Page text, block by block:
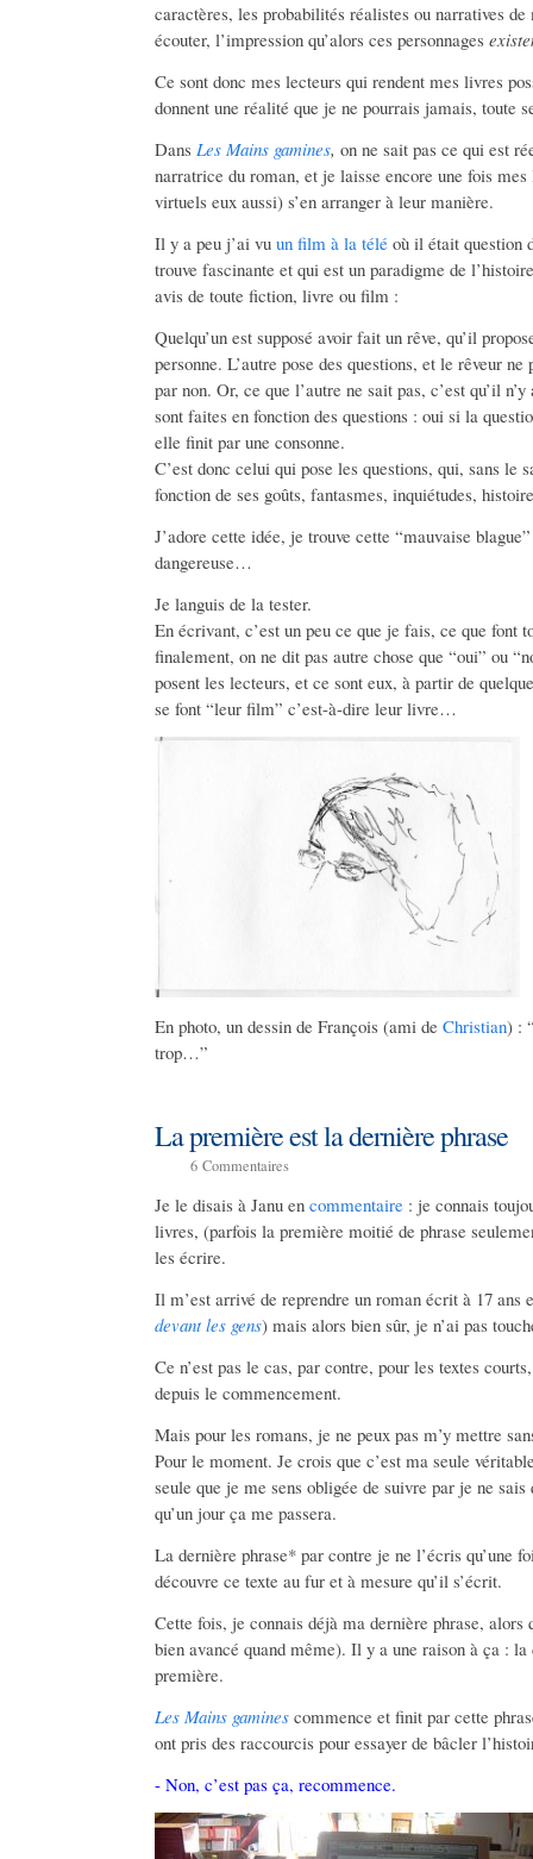
caractères, les probabilités réalistes ou narratives de
écouter, l’impression qu’alors ces personnages
Ce sont donc mes lecteurs qui rendent mes livres
donnent une réalité que je ne pourrais jamais, toute
Dans Les Mains gamines, on ne sait pas ce qui est
narratrice du roman, et je laisse encore une fois
virtuels eux aussi) s’en arranger à leur manière.
Il y a peu j’ai vu un film à la télé où il était question
trouve fascinante et qui est un paradigme de
avis de toute fiction, livre ou film :
Quelqu’un est supposé avoir fait un rêve, qu’il
personne. L’autre pose des questions, et le rêveur
par non. Or, ce que l’autre ne sait pas, c’est qu’il
sont faites en fonction des questions : oui si la
elle finit par une consonne.
C’est donc celui qui pose les questions, qui, sans le
fonction de ses goûts, fantasmes, inquiétudes,
J’adore cette idée, je trouve cette “mauvaise
dangereuse…
Je languis de la tester.
En écrivant, c’est un peu ce que je fais, ce que font
finalement, on ne dit pas autre chose que “oui” ou
posent les lecteurs, et ce sont eux, à partir de
se font “leur film” c’est-à-dire leur livre…
En photo, un dessin de François (ami de Christian) :
trop…”
La première est la dernière phrase
6 Commentaires
Je le disais à Janu en commentaire : je connais
livres, (parfois la première moitié de phrase
les écrire.
Il m’est arrivé de reprendre un roman écrit à 17
devant les gens) mais alors bien sûr, je n’ai pas
Ce n’est pas le cas, par contre, pour les textes
depuis le commencement.
Mais pour les romans, je ne peux pas m’y mettre
Pour le moment. Je crois que c’est ma seule
seule que je me sens obligée de suivre par je ne
qu’un jour ça me passera.
La dernière phrase* par contre je ne l’écris qu’une
découvre ce texte au fur et à mesure qu’il s’écrit.
Cette fois, je connais déjà ma dernière phrase, alors
bien avancé quand même). Il y a une raison à ça :
première.
Les Mains gamines commence et finit par cette
ont pris des raccourcis pour essayer de bâcler
- Non, c’est pas ça, recommence.